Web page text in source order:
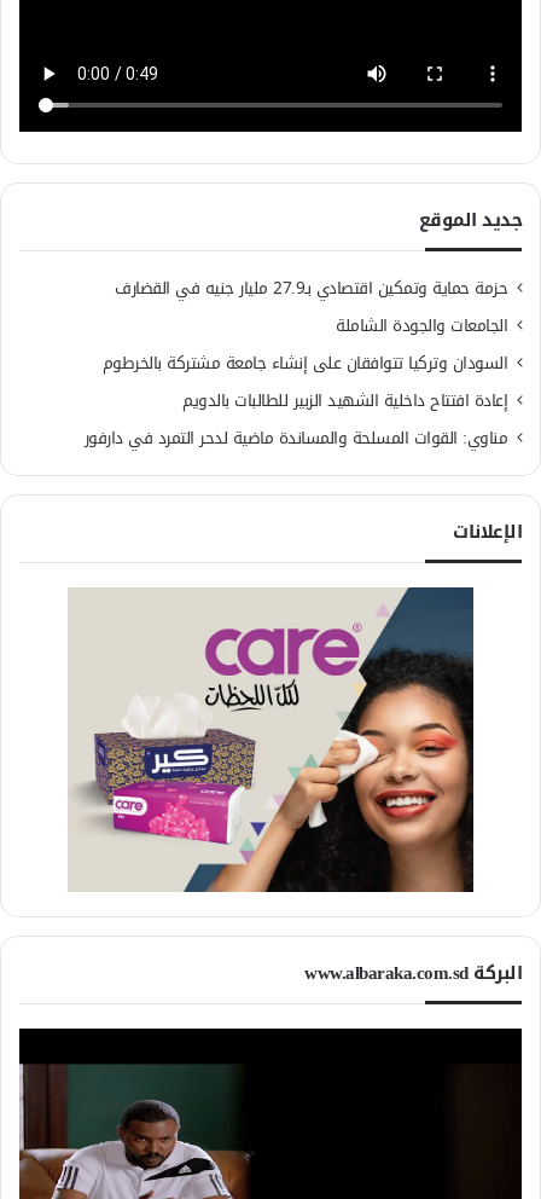
جديد الموقع
حزمة حماية وتمكين اقتصادي بـ27.9 مليار جنيه في القضارف
الجامعات والجودة الشاملة
السودان وتركيا تتوافقان على إنشاء جامعة مشتركة بالخرطوم
إعادة افتتاح داخلية الشهيد الزبير للطالبات بالدويم
مناوي: القوات المسلحة والمساندة ماضية لدحر التمرد في دارفور
الإعلانات
البركة www.albaraka.com.sd